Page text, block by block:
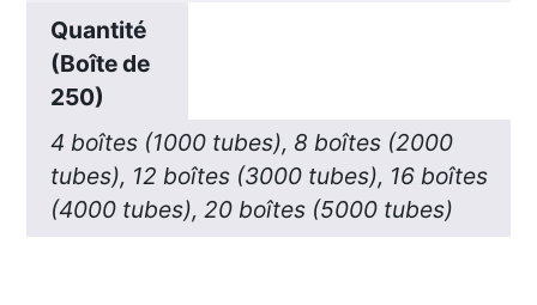
Quantité
(Boîte de
250)
4 boîtes (1000 tubes), 8 boîtes (2000
tubes), 12 boîtes (3000 tubes), 16 boîtes
(4000 tubes), 20 boîtes (5000 tubes)